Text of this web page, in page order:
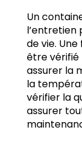
Un
l’entretien
de vie.
être vérifié
assurer la
la
vérifier la
assurer